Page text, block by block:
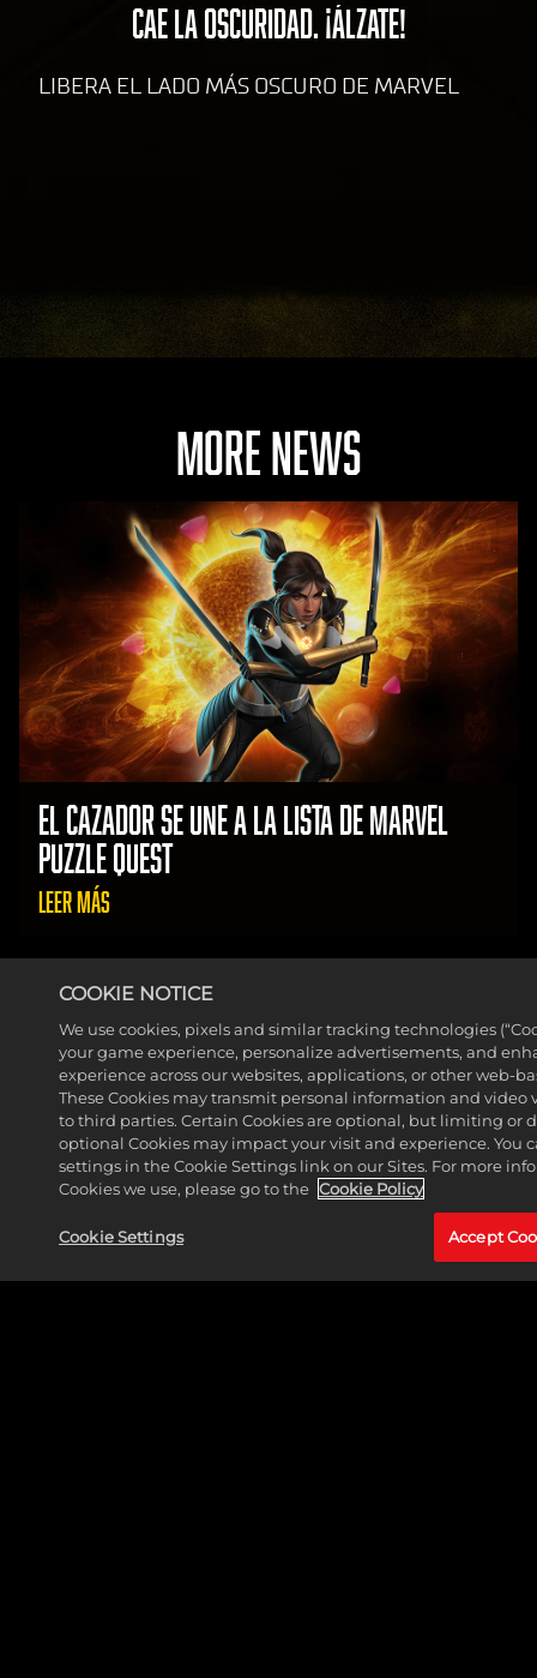
CAE LA OSCURIDAD. ¡ÁLZATE!
LIBERA EL LADO MÁS OSCURO DE MARVEL
MORE NEWS
EL CAZADOR SE UNE A LA LISTA DE MARVEL
PUZZLE QUEST
LEER MÁS
COOKIE NOTICE
We use cookies, pixels and similar tracking technologies
your game experience, personalize advertisements, and
experience across our websites, applications, or other web-
These Cookies may transmit personal information and
to third parties. Certain Cookies are optional, but limiting or
optional Cookies may impact your visit and experience. You
settings in the Cookie Settings link on our Sites. For more
Cookies we use, please go to the Cookie Policy
Cookie Settings Accept